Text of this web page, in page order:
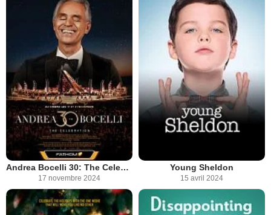
Andrea Bocelli 30: The Celebration
17 novembre 2024
Young Sheldon
15 avril 2024